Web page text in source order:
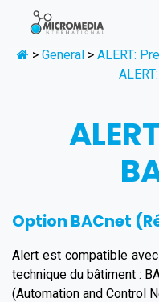
Se rendre au contenu
> General> ALERT:
Option BACnet
Alert est compatible
technique du bâtiment :
(Automation and Control